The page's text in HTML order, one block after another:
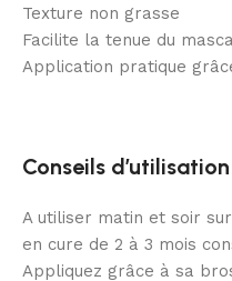
Texture non grasse
Facilite la tenue du
Application pratique
Conseils d’utilisation
A utiliser matin et soir
en cure de 2 à 3 mois
Appliquez grâce à sa